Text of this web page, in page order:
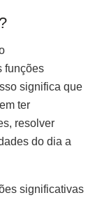
funções
significa que
ter
resolver
do dia a
significativas